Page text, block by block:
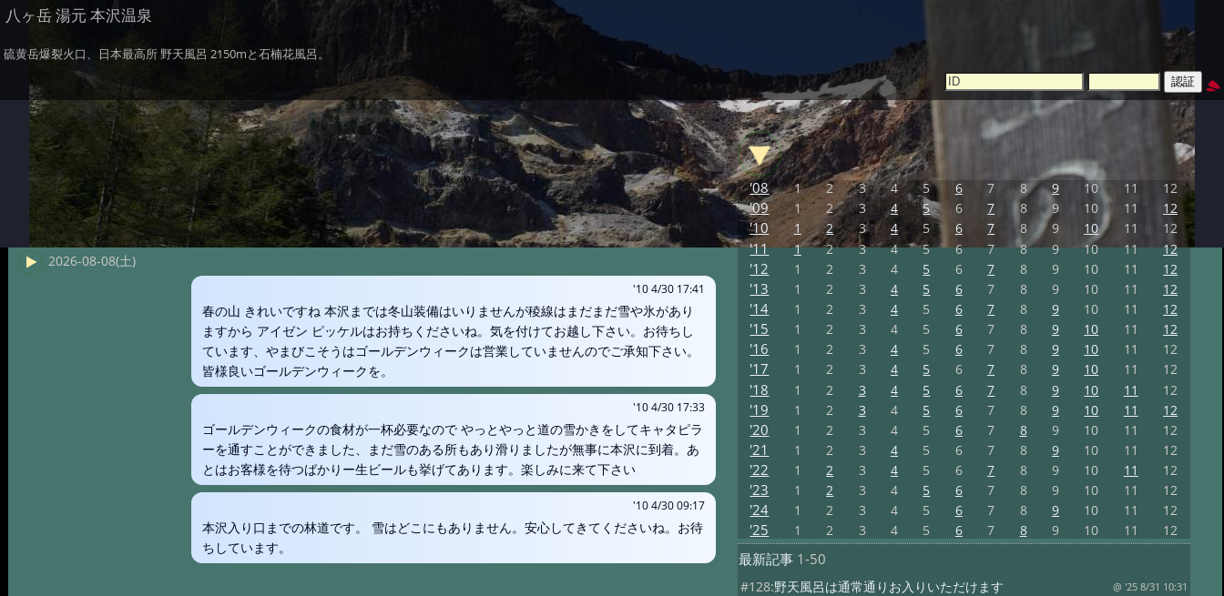
八ヶ岳 湯元 本沢温泉
硫黄岳爆裂火口、日本最高所 野天風呂 2150mと石楠花風呂。
2026-08-08(土)
'10 4/30 17:41
春の山 きれいですね 本沢までは冬山装備はいりませんが稜線はまだまだ雪や氷があり
ますから アイゼン ピッケルはお持ちくださいね。気を付けてお越し下さい。お待ちし
ています、やまびこそうはゴールデンウィークは営業していませんのでご承知下さい。
皆様良いゴールデンウィークを。
'10 4/30 17:33
ゴールデンウィークの食材が一杯必要なので やっとやっと道の雪かきをしてキャタピラ
ーを通すことができました、まだ雪のある所もあり滑りましたが無事に本沢に到着。あ
とはお客様を待つばかりー生ビールも挙げてあります。楽しみに来て下さい
'10 4/30 09:17
本沢入り口までの林道です。 雪はどこにもありません。安心してきてくださいね。お待
ちしています。
'08 1 2 3 4 5 6 7 8 9 10 11 12
'09 1 2 3 4 5 6 7 8 9 10 11 12
'10 1 2 3 4 5 6 7 8 9 10 11 12
'11 1 2 3 4 5 6 7 8 9 10 11 12
'12 1 2 3 4 5 6 7 8 9 10 11 12
'13 1 2 3 4 5 6 7 8 9 10 11 12
'14 1 2 3 4 5 6 7 8 9 10 11 12
'15 1 2 3 4 5 6 7 8 9 10 11 12
'16 1 2 3 4 5 6 7 8 9 10 11 12
'17 1 2 3 4 5 6 7 8 9 10 11 12
'18 1 2 3 4 5 6 7 8 9 10 11 12
'19 1 2 3 4 5 6 7 8 9 10 11 12
'20 1 2 3 4 5 6 7 8 9 10 11 12
'21 1 2 3 4 5 6 7 8 9 10 11 12
'22 1 2 3 4 5 6 7 8 9 10 11 12
'23 1 2 3 4 5 6 7 8 9 10 11 12
'24 1 2 3 4 5 6 7 8 9 10 11 12
'25 1 2 3 4 5 6 7 8 9 10 11 12
最新記事1-50
#128:野天風呂は通常通りお入りいただけます @ '25 8/31 10:31